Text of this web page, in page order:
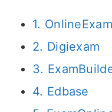
1.
2. Digiexam
3.
4. Edbase